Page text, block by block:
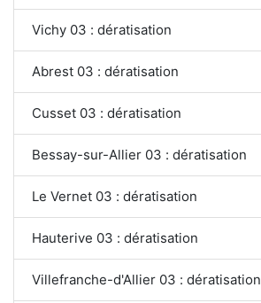
Vichy 03 : dératisation
Abrest 03 : dératisation
Cusset 03 : dératisation
Bessay-sur-Allier 03 : dératisation
Le Vernet 03 : dératisation
Hauterive 03 : dératisation
Villefranche-d'Allier 03 : dératisation